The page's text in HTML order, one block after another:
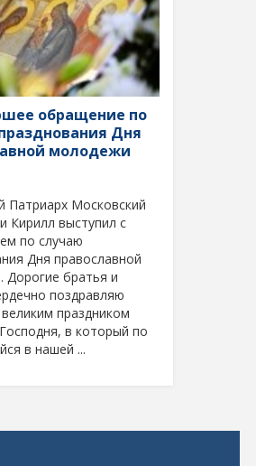
обращение по
Дня
молодежи
Патриарх Московский
Кирилл выступил с
по случаю
Дня православной
Дорогие братья и
поздравляю
великим праздником
в который по
в нашей ...